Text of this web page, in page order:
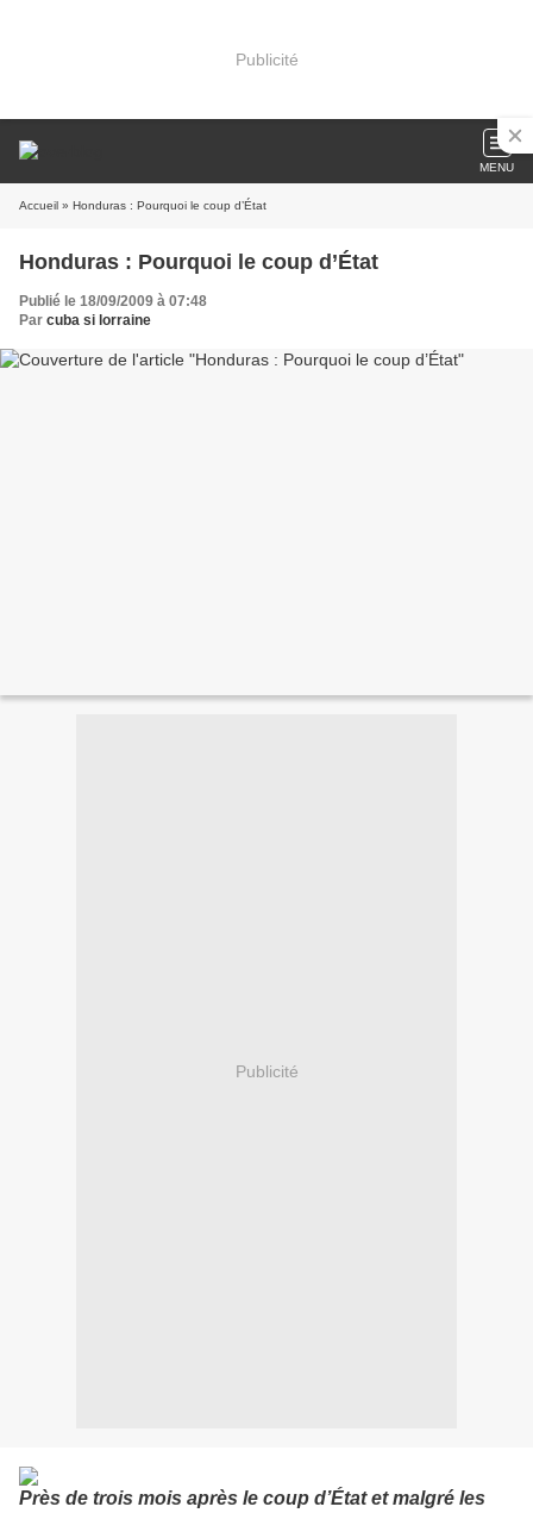
Publicité
MENU
Accueil » Honduras : Pourquoi le coup d’État
Honduras : Pourquoi le coup d’État
Publié le 18/09/2009 à 07:48
Par cuba si lorraine
Publicité
Près de trois mois après le coup d’État et malgré les